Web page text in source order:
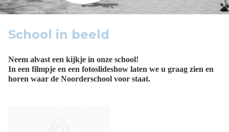
School in beeld
Neem alvast een kijkje in onze school!
In een filmpje en een fotoslideshow laten we u graag zien en
horen waar de Noorderschool voor staat.